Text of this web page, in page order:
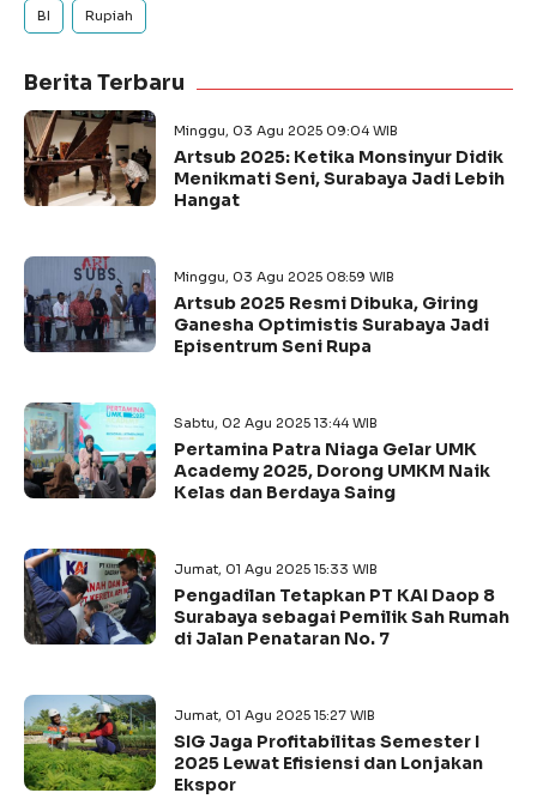
BI Rupiah
Berita Terbaru
Minggu, 03 Agu 2025 09:04 WIB
Artsub 2025: Ketika Monsinyur Didik
Menikmati Seni, Surabaya Jadi Lebih
Hangat
Minggu, 03 Agu 2025 08:59 WIB
Artsub 2025 Resmi Dibuka, Giring
Ganesha Optimistis Surabaya Jadi
Episentrum Seni Rupa
Sabtu, 02 Agu 2025 13:44 WIB
Pertamina Patra Niaga Gelar UMK
Academy 2025, Dorong UMKM Naik
Kelas dan Berdaya Saing
Jumat, 01 Agu 2025 15:33 WIB
Pengadilan Tetapkan PT KAI Daop 8
Surabaya sebagai Pemilik Sah Rumah
di Jalan Penataran No. 7
Jumat, 01 Agu 2025 15:27 WIB
SIG Jaga Profitabilitas Semester I
2025 Lewat Efisiensi dan Lonjakan
Ekspor